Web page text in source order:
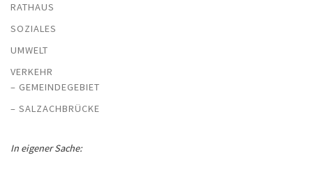
RATHAUS
SOZIALES
UMWELT
VERKEHR
– GEMEINDEGEBIET
– SALZACHBRÜCKE
In eigener Sache: